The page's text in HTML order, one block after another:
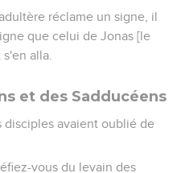
réclame un signe, il
que celui de Jonas [le
alla.
et des Sadducéens
disciples avaient oublié de
vous du levain des